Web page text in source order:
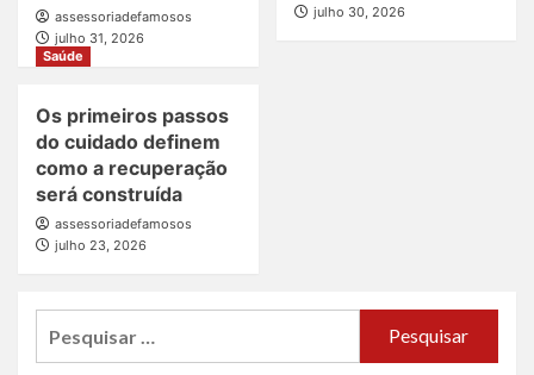
assessoriadefamosos
julho 31, 2026
julho 30, 2026
Saúde
Os primeiros passos
do cuidado definem
como a recuperação
será construída
assessoriadefamosos
julho 23, 2026